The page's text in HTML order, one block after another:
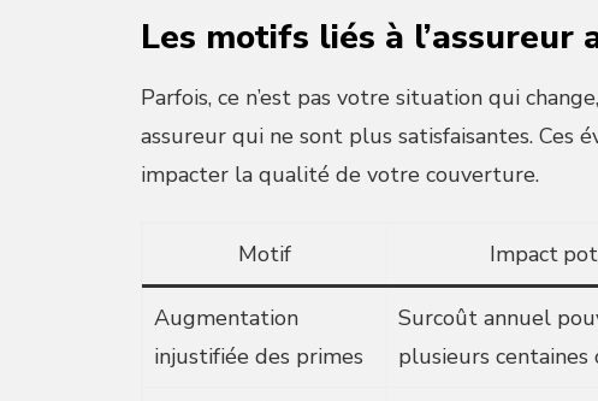
Les motifs liés à l’assureur
Parfois, ce n’est pas votre situation qui
assureur qui ne sont plus satisfaisantes. Ces
impacter la qualité de votre couverture.
Motif Impact
Augmentation
injustifiée des primes
Surcoût annuel
plusieurs centaines